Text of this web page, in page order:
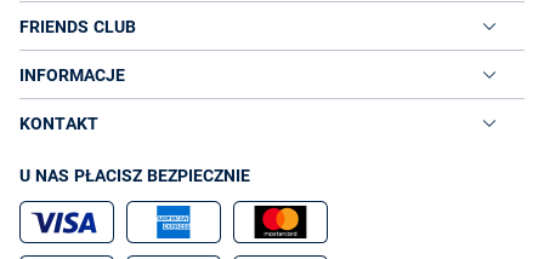
FRIENDS CLUB
INFORMACJE
KONTAKT
U NAS PŁACISZ BEZPIECZNIE